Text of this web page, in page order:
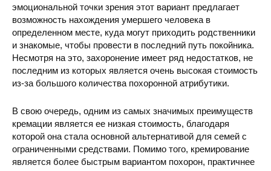
эмоциональной точки зрения этот вариант предлагает
возможность нахождения умершего человека в
определенном месте, куда могут приходить родственники
и знакомые, чтобы провести в последний путь покойника.
Несмотря на это, захоронение имеет ряд недостатков, не
последним из которых является очень высокая стоимость
из-за большого количества похоронной атрибутики.
В свою очередь, одним из самых значимых преимуществ
кремации является ее низкая стоимость, благодаря
которой она стала основной альтернативой для семей с
ограниченными средствами. Помимо того, кремирование
является более быстрым вариантом похорон, практичнее